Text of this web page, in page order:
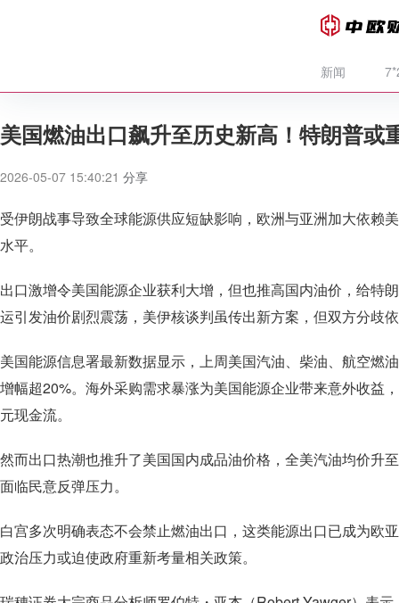
新闻
美国燃油出口飙升至历史新高！特朗普或
2026-05-07 15:40:21 分享
受伊朗战事导致全球能源供应短缺影响，欧洲与亚洲加大依赖
水平。
出口激增令美国能源企业获利大增，但也推高国内油价，给特
运引发油价剧烈震荡，美伊核谈判虽传出新方案，但双方分歧
美国能源信息署最新数据显示，上周美国汽油、柴油、航空燃
增幅超20%。海外采购需求暴涨为美国能源企业带来意外收益
元现金流。
然而出口热潮也推升了美国国内成品油价格，全美汽油均价升
面临民意反弹压力。
白宫多次明确表态不会禁止燃油出口，这类能源出口已成为欧
政治压力或迫使政府重新考量相关政策。